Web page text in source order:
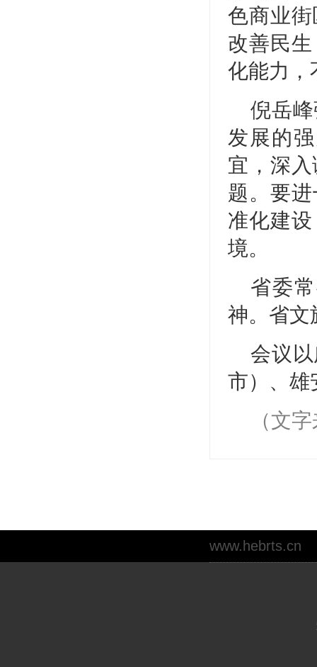
色商业
改善民
化能力，
倪岳
发展的
宜，深
题。要
准化建
境。
省委
神。省文
会议
市）、雄
（文
www.hebrts.cn